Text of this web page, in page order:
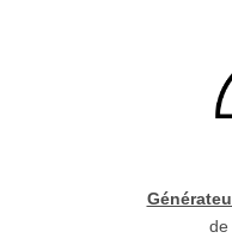
de